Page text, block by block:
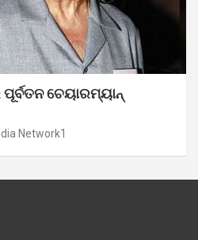
ଚେୟାରମ୍ୟାନ୍
Network1